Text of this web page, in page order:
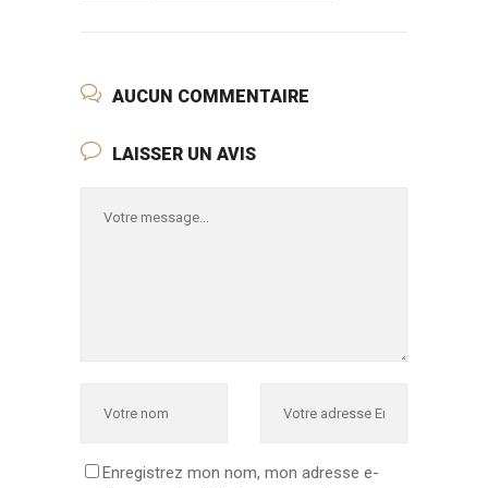
AUCUN COMMENTAIRE
LAISSER UN AVIS
Enregistrez mon nom, mon adresse e-